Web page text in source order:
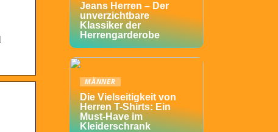
Jeans Herren – Der
unverzichtbare
Klassiker der
Herrengarderobe
MÄNNER
Die Vielseitigkeit von
Herren T-Shirts: Ein
Must-Have im
Kleiderschrank